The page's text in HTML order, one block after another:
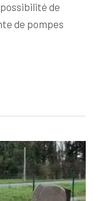
de
de pompes